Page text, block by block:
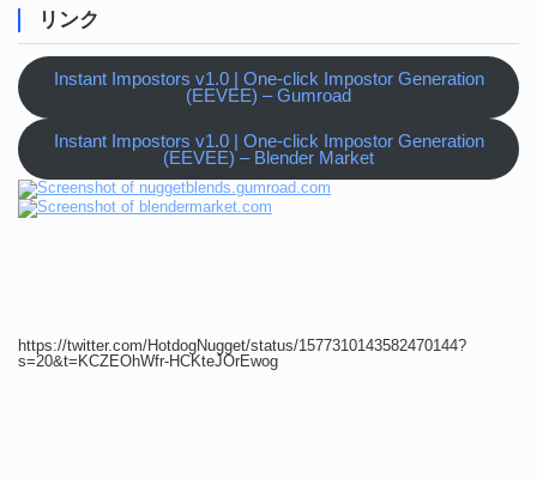
リンク
Instant Impostors v1.0 | One-click Impostor Generation
(EEVEE) – Gumroad
Instant Impostors v1.0 | One-click Impostor Generation
(EEVEE) – Blender Market
https://twitter.com/HotdogNugget/status/1577310143582470144?
s=20&t=KCZEOhWfr-HCKteJOrEwog